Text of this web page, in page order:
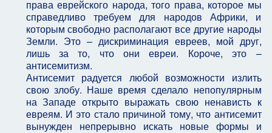
права еврейского народа, того права, которое мы
справедливо требуем для народов Африки, и
которым свободно располагают все другие народы
Земли. Это – дискриминация евреев, мой друг,
лишь за то, что они евреи. Короче, это –
антисемитизм.
Антисемит радуется любой возможности излить
свою злобу. Наше время сделало непопулярным
на Западе открыто выражать свою ненависть к
евреям. И это стало причиной тому, что антисемит
вынужден непрерывно искать новые формы и